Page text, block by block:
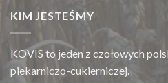
KIM JESTEŚMY
KOVIS to jeden z czołowych
piekarniczo-cukierniczej.